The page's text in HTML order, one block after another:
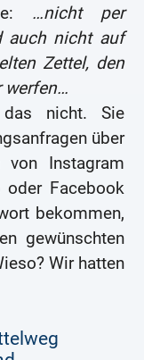
…nicht per
auch nicht auf
Zettel, den
werfen…
nicht. Sie
über
von Instagram
oder Facebook
bekommen,
gewünschten
Wir hatten